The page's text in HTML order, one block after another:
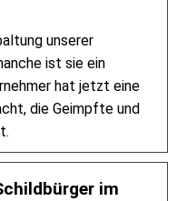
unserer
ist sie ein
hat jetzt eine
die Geimpfte und
im